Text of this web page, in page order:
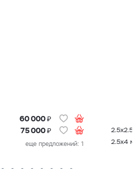
60 000₽
75 000₽
еще предложений: 1
2.5х2.5
2.5х4